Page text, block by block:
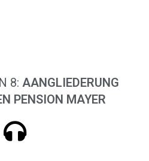
8: AANGLIEDERUNG
PENSION MAYER